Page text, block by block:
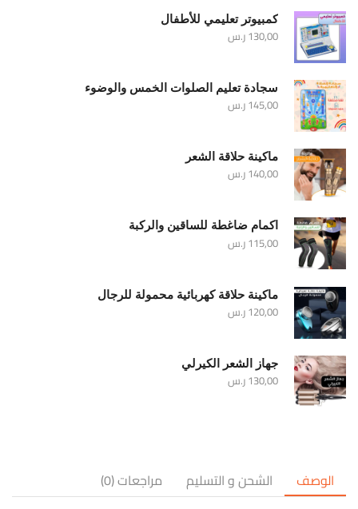
كمبيوتر تعليمي للأطفال
130,00ر.س
سجادة تعليم الصلوات الخمس والوضوء
145,00ر.س
ماكينة حلاقة الشعر
140,00ر.س
اكمام ضاغطة للساقين والركبة
115,00ر.س
ماكينة حلاقة كهربائية محمولة للرجال
120,00ر.س
جهاز الشعر الكيرلي
130,00ر.س
الوصف الشحن و التسليم
مراجعات (0)